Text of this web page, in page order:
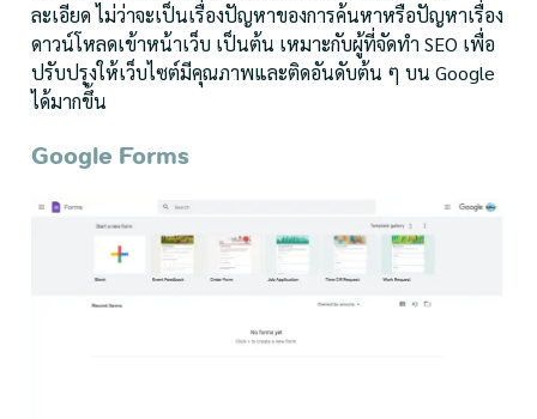
ละเอียด ไม่ว่าจะเป็นเรื่องปัญหาของการค้นหาหรือปัญหาเรื่อง
ดาวน์โหลดเข้าหน้าเว็บ เป็นต้น เหมาะกับผู้ที่จัดทำ SEO เพื่อ
ปรับปรุงให้เว็บไซต์มีคุณภาพและติดอันดับต้น ๆ บน Google
ได้มากขึ้น
Google Forms